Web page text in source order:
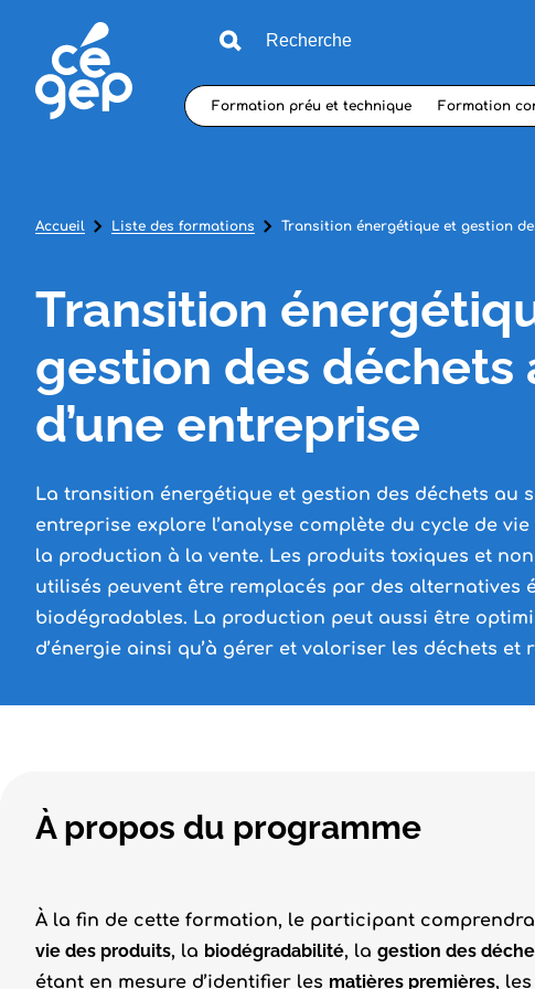
Formation préu et technique Formation
Accueil Liste des formations Transition énergétique et gestion
Transition
gestion des déchets
d’une entreprise
La transition énergétique et gestion des déchets au
entreprise explore l’analyse complète du cycle de vie
la production à la vente. Les produits toxiques et
utilisés peuvent être remplacés par des alternatives
biodégradables. La production peut aussi être
d’énergie ainsi qu’à gérer et valoriser les déchets et
À propos du programme
À la fin de cette formation, le participant
vie des produits, la biodégradabilité, la gestion des
étant en mesure d’identifier les matières premières, les